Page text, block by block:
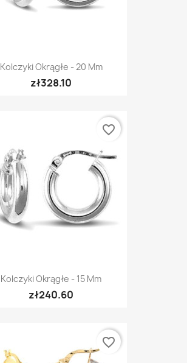
Kolczyki Okrągłe - 20 Mm
zł328.10
Kolczyki Okrągłe - 15 Mm
zł240.60
favorite_border
favorite_border